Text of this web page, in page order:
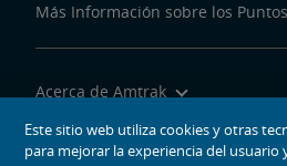
Más Información sobre los
Acerca de Amtrak
Viajar con Nosotros
Herramientas del Sitio
Este sitio web utiliza cookies y otras
para mejorar la experiencia del usuario